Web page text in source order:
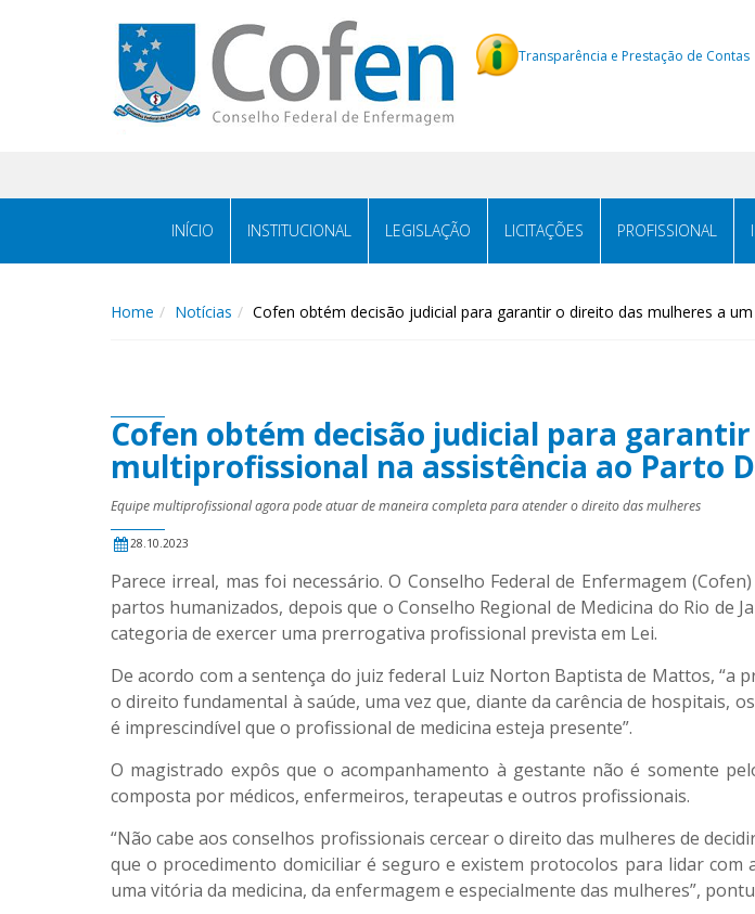
Transparência e Prestação de Contas
INÍCIO INSTITUCIONAL LEGISLAÇÃO LICITAÇÕES PROFISSIONAL
Home Notícias Cofen obtém decisão judicial para garantir o direito das mulheres a
Cofen obtém decisão judicial para
multiprofissional na assistência ao Parto
Equipe multiprofissional agora pode atuar de maneira completa para atender o direito das mulheres
28.10.2023
Parece irreal, mas foi necessário. O Conselho Federal de Enfermagem
partos humanizados, depois que o Conselho Regional de Medicina do Rio
categoria de exercer uma prerrogativa profissional prevista em Lei.
De acordo com a sentença do juiz federal Luiz Norton Baptista de Mattos,
o direito fundamental à saúde, uma vez que, diante da carência de hospitais,
é imprescindível que o profissional de medicina esteja presente”.
O magistrado expôs que o acompanhamento à gestante não é somente
composta por médicos, enfermeiros, terapeutas e outros profissionais.
“Não cabe aos conselhos profissionais cercear o direito das mulheres de
que o procedimento domiciliar é seguro e existem protocolos para lidar com
uma vitória da medicina, da enfermagem e especialmente das mulheres”,